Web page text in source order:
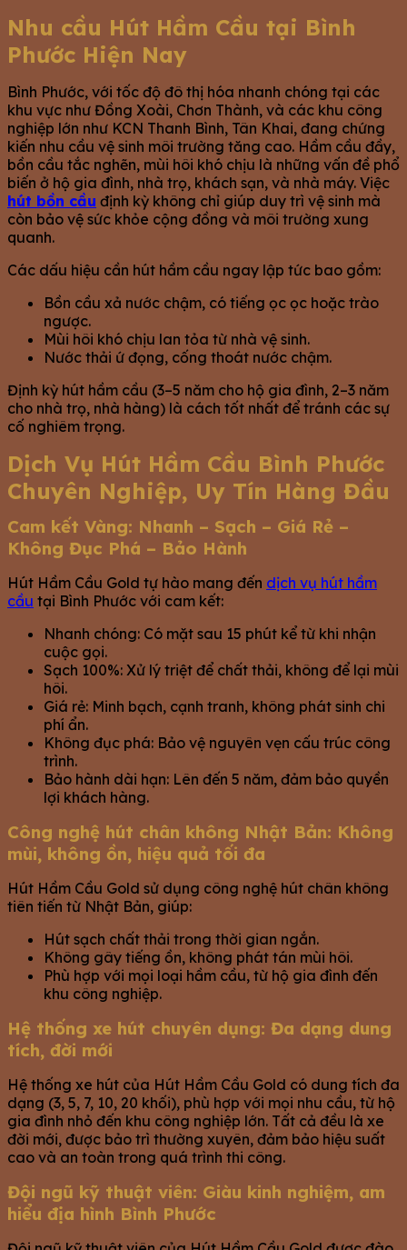
Nhu cầu Hút Hầm Cầu tại Bình
Phước Hiện Nay
Bình Phước, với tốc độ đô thị hóa nhanh chóng tại các
khu vực như Đồng Xoài, Chơn Thành, và các khu công
nghiệp lớn như KCN Thanh Bình, Tân Khai, đang chứng
kiến nhu cầu vệ sinh môi trường tăng cao. Hầm cầu đầy,
bồn cầu tắc nghẽn, mùi hôi khó chịu là những vấn đề phổ
biến ở hộ gia đình, nhà trọ, khách sạn, và nhà máy. Việc
hút bồn cầu định kỳ không chỉ giúp duy trì vệ sinh mà
còn bảo vệ sức khỏe cộng đồng và môi trường xung
quanh.
Các dấu hiệu cần hút hầm cầu ngay lập tức bao gồm:
Bồn cầu xả nước chậm, có tiếng ọc ọc hoặc trào
ngược.
Mùi hôi khó chịu lan tỏa từ nhà vệ sinh.
Nước thải ứ đọng, cống thoát nước chậm.
Định kỳ hút hầm cầu (3–5 năm cho hộ gia đình, 2–3 năm
cho nhà trọ, nhà hàng) là cách tốt nhất để tránh các sự
cố nghiêm trọng.
Dịch Vụ Hút Hầm Cầu Bình Phước
Chuyên Nghiệp, Uy Tín Hàng Đầu
Cam kết Vàng: Nhanh – Sạch – Giá Rẻ –
Không Đục Phá – Bảo Hành
Hút Hầm Cầu Gold tự hào mang đến dịch vụ hút hầm
cầu tại Bình Phước với cam kết:
Nhanh chóng: Có mặt sau 15 phút kể từ khi nhận
cuộc gọi.
Sạch 100%: Xử lý triệt để chất thải, không để lại mùi
hôi.
Giá rẻ: Minh bạch, cạnh tranh, không phát sinh chi
phí ẩn.
Không đục phá: Bảo vệ nguyên vẹn cấu trúc công
trình.
Bảo hành dài hạn: Lên đến 5 năm, đảm bảo quyền
lợi khách hàng.
Công nghệ hút chân không Nhật Bản: Không
mùi, không ồn, hiệu quả tối đa
Hút Hầm Cầu Gold sử dụng công nghệ hút chân không
tiên tiến từ Nhật Bản, giúp:
Hút sạch chất thải trong thời gian ngắn.
Không gây tiếng ồn, không phát tán mùi hôi.
Phù hợp với mọi loại hầm cầu, từ hộ gia đình đến
khu công nghiệp.
Hệ thống xe hút chuyên dụng: Đa dạng dung
tích, đời mới
Hệ thống xe hút của Hút Hầm Cầu Gold có dung tích đa
dạng (3, 5, 7, 10, 20 khối), phù hợp với mọi nhu cầu, từ hộ
gia đình nhỏ đến khu công nghiệp lớn. Tất cả đều là xe
đời mới, được bảo trì thường xuyên, đảm bảo hiệu suất
cao và an toàn trong quá trình thi công.
Đội ngũ kỹ thuật viên: Giàu kinh nghiệm, am
hiểu địa hình Bình Phước